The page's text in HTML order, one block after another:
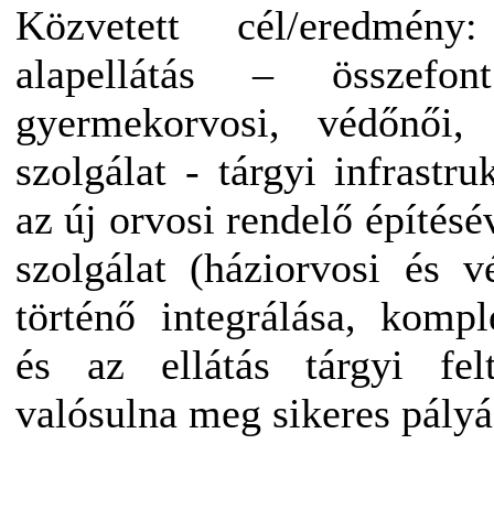
Közvetett cél/
alapellátás –
gyermekorvosi, védőnői,
szolgálat - tárgyi
az új orvosi rendelő
szolgálat (háziorvosi és
történő integrálása,
és az ellátás tárgyi
valósulna meg sikeres